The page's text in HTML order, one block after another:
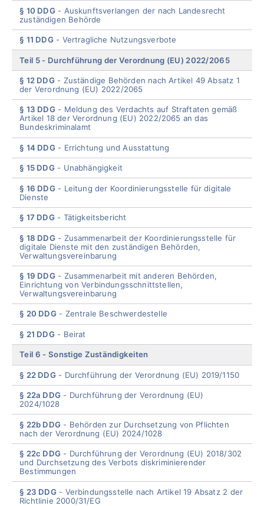
§ 10 DDG
Auskunftsverlangen der nach Landesrecht
zuständigen Behörde
§ 11 DDG Vertragliche Nutzungsverbote
Teil 5 Durchführung der Verordnung (EU) 2022/2065
§ 12 DDG
Zuständige Behörden nach Artikel 49 Absatz 1
der Verordnung (EU) 2022/2065
§ 13 DDG
Meldung des Verdachts auf Straftaten gemäß
Artikel 18 der Verordnung (EU) 2022/2065 an das
Bundeskriminalamt
§ 14 DDG Errichtung und Ausstattung
§ 15 DDG Unabhängigkeit
§ 16 DDG
Leitung der Koordinierungsstelle für digitale
Dienste
§ 17 DDG Tätigkeitsbericht
§ 18 DDG
Zusammenarbeit der Koordinierungsstelle für
digitale Dienste mit den zuständigen Behörden,
Verwaltungsvereinbarung
§ 19 DDG
Zusammenarbeit mit anderen Behörden,
Einrichtung von Verbindungsschnittstellen,
Verwaltungsvereinbarung
§ 20 DDG Zentrale Beschwerdestelle
§ 21 DDG Beirat
Teil 6 Sonstige Zuständigkeiten
§ 22 DDG Durchführung der Verordnung (EU) 2019/1150
§ 22a DDG
Durchführung der Verordnung (EU)
2024/1028
§ 22b DDG
Behörden zur Durchsetzung von Pflichten
nach der Verordnung (EU) 2024/1028
§ 22c DDG
Durchführung der Verordnung (EU) 2018/302
und Durchsetzung des Verbots diskriminierender
Bestimmungen
§ 23 DDG
Verbindungsstelle nach Artikel 19 Absatz 2 der
Richtlinie 2000/31/EG